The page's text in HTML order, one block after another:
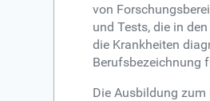
von
und Tests, die in
die Krankheiten
Berufsbezeichnung
Die Ausbildung